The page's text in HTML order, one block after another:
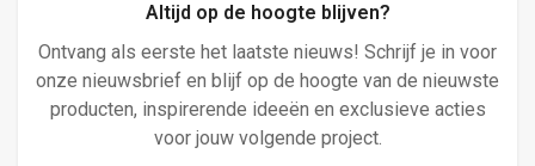
Altijd op de hoogte blijven?
Ontvang als eerste het laatste nieuws! Schrijf je in voor
onze nieuwsbrief en blijf op de hoogte van de nieuwste
producten, inspirerende ideeën en exclusieve acties
voor jouw volgende project.